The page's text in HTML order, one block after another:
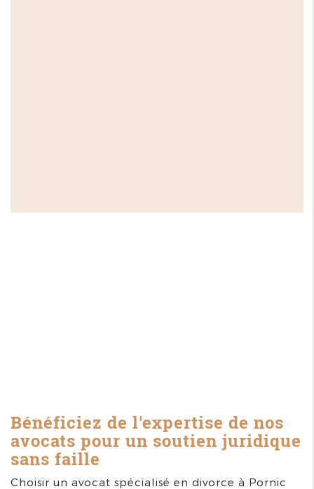
Bénéficiez de l'expertise de nos
avocats pour un soutien juridique
sans faille
Choisir un avocat spécialisé en divorce à Pornic